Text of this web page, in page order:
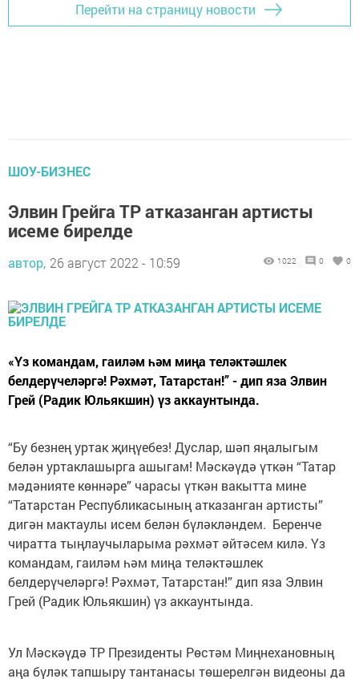
Перейти на страницу новости
ШОУ-БИЗНЕС
Элвин Грейга ТР атказанган артисты
исеме бирелде
автор, 26 август 2022 - 10:59 1022 0 0
«Үз командам, гаиләм һәм миңа теләктәшлек
белдерүчеләргә! Рәхмәт, Татарстан!” - дип яза Элвин
Грей (Радик Юльякшин) үз аккаунтында.
“Бу безнең уртак җиңүебез! Дуслар, шәп яңалыгым
белән уртаклашырга ашыгам! Мәскәүдә үткән “Татар
мәдәнияте көннәре” чарасы үткән вакытта мине
“Татарстан Республикасының атказанган артисты”
дигән мактаулы исем белән бүләкләндем. Беренче
чиратта тыңлаучыларыма рәхмәт әйтәсем килә. Үз
командам, гаиләм һәм миңа теләктәшлек
белдерүчеләргә! Рәхмәт, Татарстан!” дип яза Элвин
Грей (Радик Юльякшин) үз аккаунтында.
Ул Мәскәүдә ТР Президенты Рөстәм Миңнехановның
аңа бүләк тапшыру тантанасы төшерелгән видеоны да